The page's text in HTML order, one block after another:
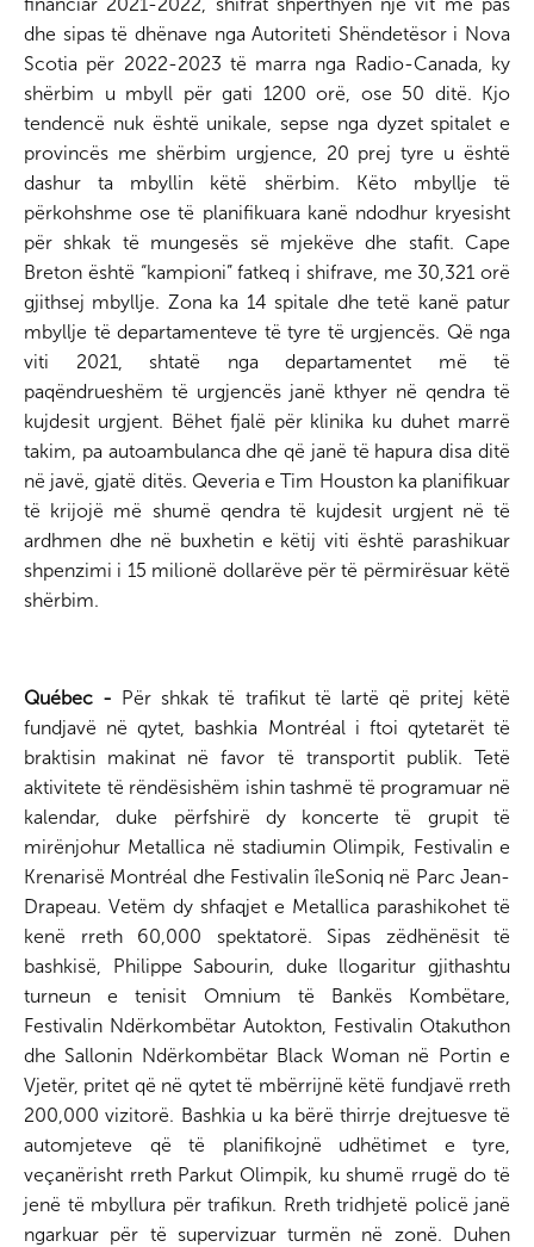
dhe sipas të dhënave nga Autoriteti Shëndetësor i Nova
Scotia për 2022-2023 të marra nga Radio-Canada, ky
shërbim u mbyll për gati 1200 orë, ose 50 ditë. Kjo
tendencë nuk është unikale, sepse nga dyzet spitalet e
provincës me shërbim urgjence, 20 prej tyre u është
dashur ta mbyllin këtë shërbim. Këto mbyllje të
përkohshme ose të planifikuara kanë ndodhur kryesisht
për shkak të mungesës së mjekëve dhe stafit. Cape
Breton është “kampioni” fatkeq i shifrave, me 30,321 orë
gjithsej mbyllje. Zona ka 14 spitale dhe tetë kanë patur
mbyllje të departamenteve të tyre të urgjencës. Që nga
viti 2021, shtatë nga departamentet më të
paqëndrueshëm të urgjencës janë kthyer në qendra të
kujdesit urgjent. Bëhet fjalë për klinika ku duhet marrë
takim, pa autoambulanca dhe që janë të hapura disa ditë
në javë, gjatë ditës. Qeveria e Tim Houston ka planifikuar
të krijojë më shumë qendra të kujdesit urgjent në të
ardhmen dhe në buxhetin e këtij viti është parashikuar
shpenzimi i 15 milionë dollarëve për të përmirësuar këtë
shërbim.
Québec - Për shkak të trafikut të lartë që pritej këtë
fundjavë në qytet, bashkia Montréal i ftoi qytetarët të
braktisin makinat në favor të transportit publik. Tetë
aktivitete të rëndësishëm ishin tashmë të programuar në
kalendar, duke përfshirë dy koncerte të grupit të
mirënjohur Metallica në stadiumin Olimpik, Festivalin e
Krenarisë Montréal dhe Festivalin îleSoniq në Parc Jean-
Drapeau. Vetëm dy shfaqjet e Metallica parashikohet të
kenë rreth 60,000 spektatorë. Sipas zëdhënësit të
bashkisë, Philippe Sabourin, duke llogaritur gjithashtu
turneun e tenisit Omnium të Bankës Kombëtare,
Festivalin Ndërkombëtar Autokton, Festivalin Otakuthon
dhe Sallonin Ndërkombëtar Black Woman në Portin e
Vjetër, pritet që në qytet të mbërrijnë këtë fundjavë rreth
200,000 vizitorë. Bashkia u ka bërë thirrje drejtuesve të
automjeteve që të planifikojnë udhëtimet e tyre,
veçanërisht rreth Parkut Olimpik, ku shumë rrugë do të
jenë të mbyllura për trafikun. Rreth tridhjetë policë janë
ngarkuar për të supervizuar turmën në zonë. Duhen